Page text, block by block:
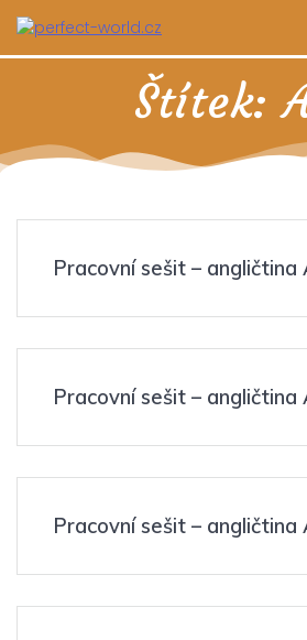
content
Štítek:
Pracovní sešit – angličtina
Pracovní sešit – angličtina
Pracovní sešit – angličtina